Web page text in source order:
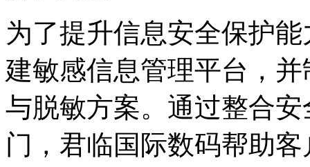
为了提升信息安全保护能
建敏感信息管理平台
与脱敏方案。通过整合安全
门，君临国际数码帮